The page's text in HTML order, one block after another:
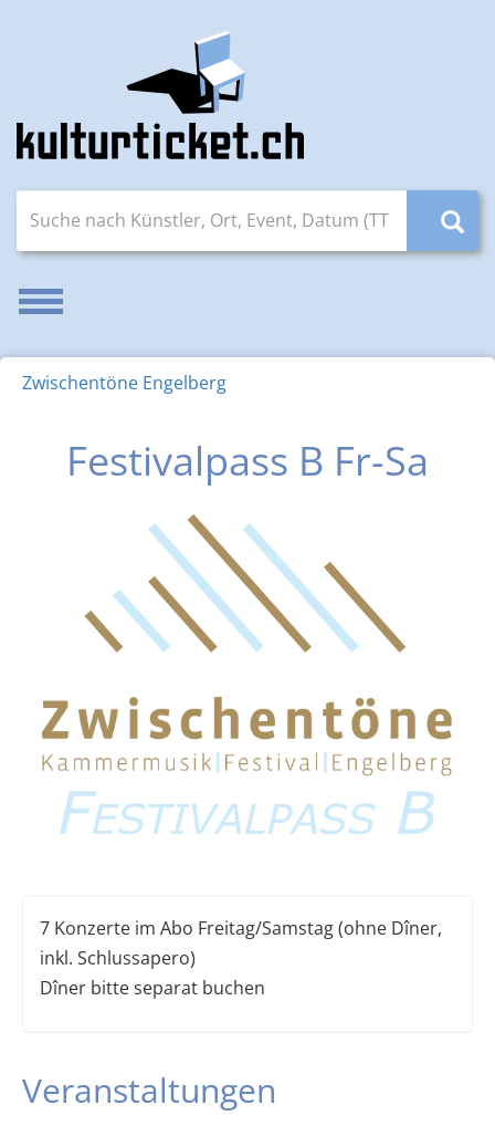
Navigation aktivieren/deaktivieren
Zwischentöne Engelberg
Festivalpass B Fr-Sa
7 Konzerte im Abo Freitag/Samstag (ohne Dîner,
inkl. Schlussapero)
Dîner bitte separat buchen
Veranstaltungen